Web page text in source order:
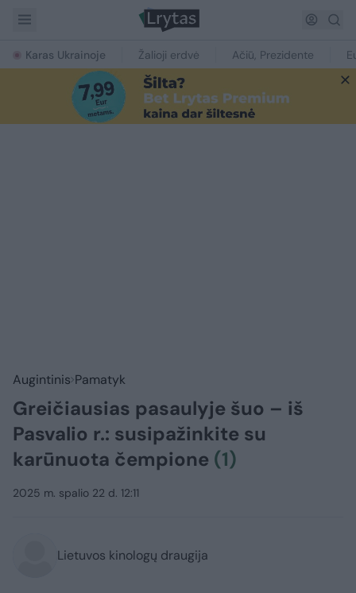
Karas Ukrainoje Žalioji erdvė Ačiū, Prezidente
Augintinis Pamatyk
Greičiausias pasaulyje šuo – iš
Pasvalio r.: susipažinkite su
karūnuota čempione (1)
2025 m. spalio 22 d. 12:11
Lietuvos kinologų draugija